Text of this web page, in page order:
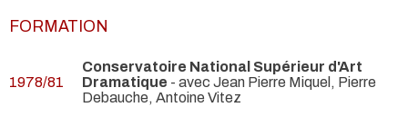
FORMATION
1978/81
Conservatoire National Supérieur d'Art
Dramatique - avec Jean Pierre Miquel, Pierre
Debauche, Antoine Vitez